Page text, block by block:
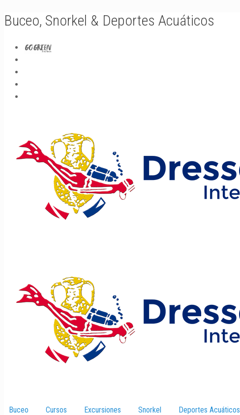
Buceo, Snorkel & Deportes Acuáticos
Buceo Cursos Excursiones Snorkel Deportes Acuáticos